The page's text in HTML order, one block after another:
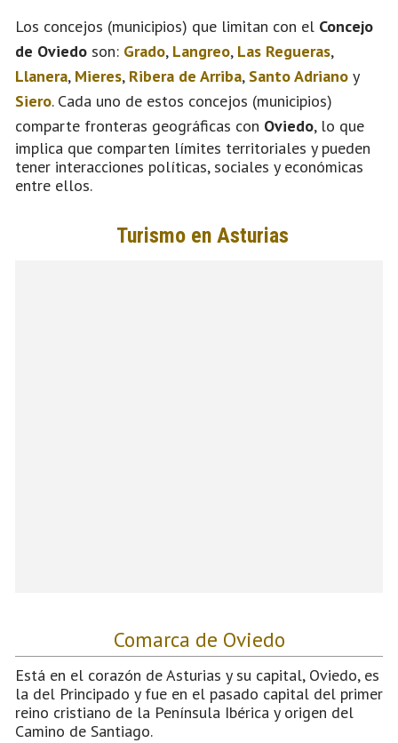
Los concejos (municipios) que limitan con el Concejo
de Oviedo son: Grado, Langreo, Las Regueras,
Llanera, Mieres, Ribera de Arriba, Santo Adriano y
Siero. Cada uno de estos concejos (municipios)
comparte fronteras geográficas con Oviedo, lo que
implica que comparten límites territoriales y pueden
tener interacciones políticas, sociales y económicas
entre ellos.
Comarca de Oviedo
Está en el corazón de Asturias y su capital, Oviedo, es
la del Principado y fue en el pasado capital del primer
reino cristiano de la Península Ibérica y origen del
Camino de Santiago.